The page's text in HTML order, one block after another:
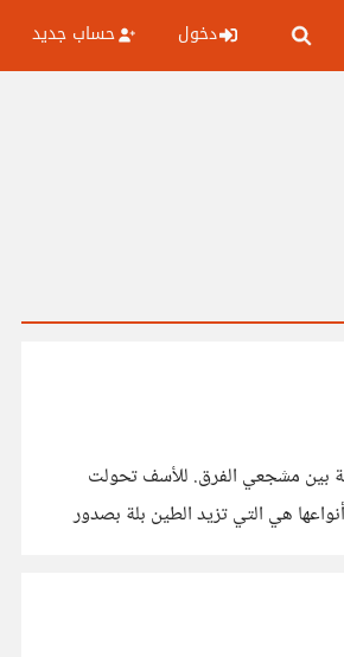
دخول حساب جديد
بين مشجعي الفرق. للأسف تحولت
هي التي تزيد الطين بلة بصدور